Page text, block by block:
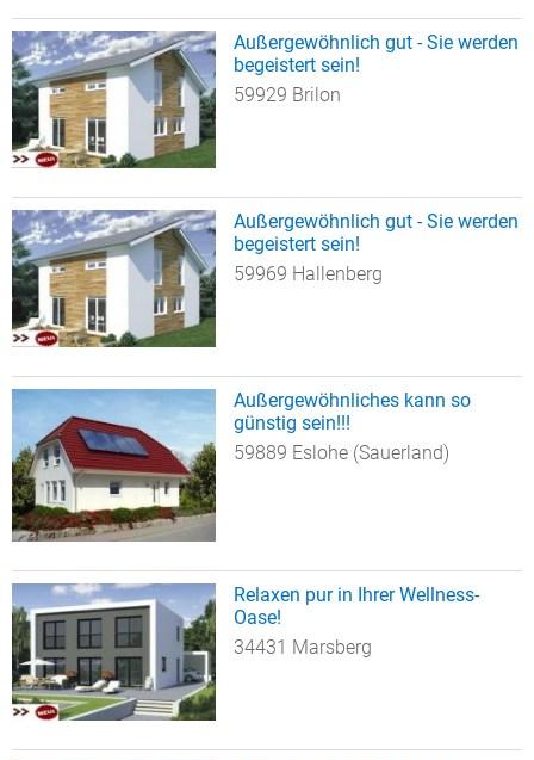
Außergewöhnlich gut - Sie werden
begeistert sein!
59929 Brilon
Außergewöhnlich gut - Sie werden
begeistert sein!
59969 Hallenberg
Außergewöhnliches kann so
günstig sein!!!
59889 Eslohe (Sauerland)
Relaxen pur in Ihrer Wellness-
Oase!
34431 Marsberg